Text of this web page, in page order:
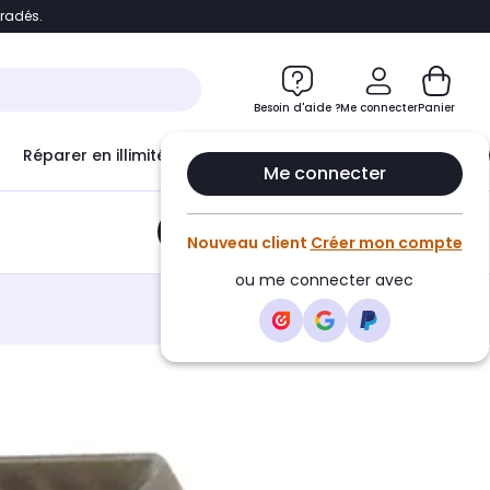
Accéder directement au chatbot
Besoin d'aide ?Me connecter
Me connecter
Nouveau client Créer mon compte
ou me connecter avec
Panier
Réparer en illimité avec Le Club Infinity
Ajouter au panier